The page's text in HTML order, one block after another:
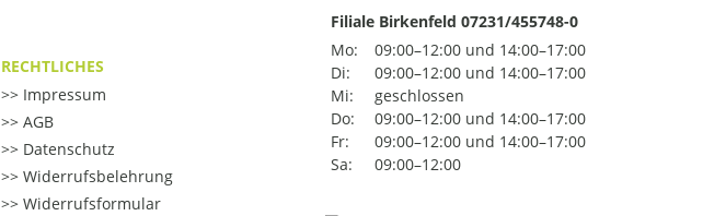
RECHTLICHES
Impressum
AGB
Datenschutz
Widerrufsbelehrung
Widerrufsformular
Filiale Birkenfeld 07231/455748-0
Mo:
09:00–12:00 und 14:00–17:00
Di:
09:00–12:00 und 14:00–17:00
Mi:
geschlossen
Do:
09:00–12:00 und 14:00–17:00
Fr:
09:00–12:00 und 14:00–17:00
Sa:
09:00–12:00